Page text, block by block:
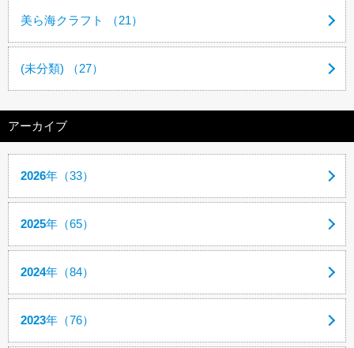
美ら海クラフト （21）
(未分類) （27）
アーカイブ
2026年（33）
2025年（65）
2024年（84）
2023年（76）